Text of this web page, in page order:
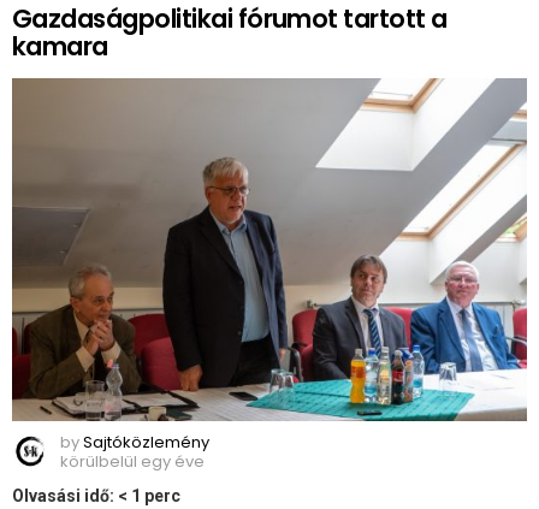
Gazdaságpolitikai fórumot tartott a
kamara
bySajtóközlemény
körülbelül egy éve
Olvasási idő: < 1 perc